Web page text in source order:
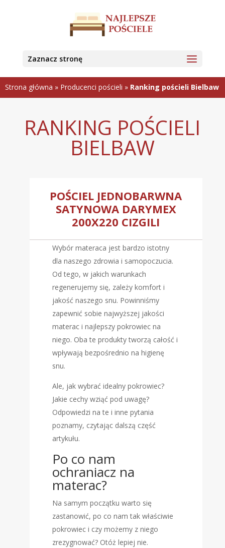
Zaznacz stronę
Strona główna » Producenci pościeli » Ranking pościeli Bielbaw
RANKING POŚCIELI
BIELBAW
POŚCIEL JEDNOBARWNA
SATYNOWA DARYMEX
200X220 CIZGILI
Wybór materaca jest bardzo istotny
dla naszego zdrowia i samopoczucia.
Od tego, w jakich warunkach
regenerujemy się, zależy komfort i
jakość naszego snu. Powinniśmy
zapewnić sobie najwyższej jakości
materac i najlepszy pokrowiec na
niego. Oba te produkty tworzą całość i
wpływają bezpośrednio na higienę
snu.
Ale, jak wybrać idealny pokrowiec?
Jakie cechy wziąć pod uwagę?
Odpowiedzi na te i inne pytania
poznamy, czytając dalszą część
artykułu.
Po co nam
ochraniacz na
materac?
Na samym początku warto się
zastanowić, po co nam tak właściwie
pokrowiec i czy możemy z niego
zrezygnować? Otóż lepiej nie.